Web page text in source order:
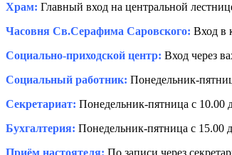
Храм: Главный вход на центральной
Часовня Св.Серафима Саровского: Вход в
Социально-приходской центр: Вход через
Социальный работник: Понедельник-
Секретариат: Понедельник-пятница с 10.00
Бухгалтерия: Понедельник-пятница с 15.00